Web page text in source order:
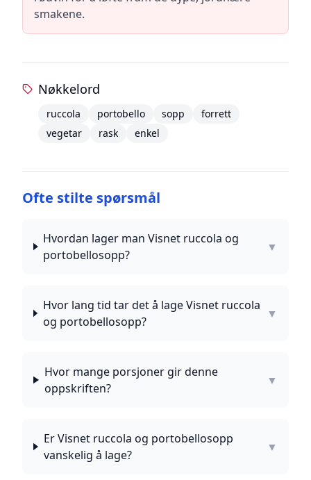
smakene.
Nøkkelord
ruccola portobello sopp
forrett
vegetar
rask enkel
Ofte stilte spørsmål
Hvordan lager man Visnet ruccola og
portobellosopp?
▼
Hvor lang tid tar det å lage Visnet ruccola
og portobellosopp?
▼
Hvor mange porsjoner gir denne
oppskriften?
▼
Er Visnet ruccola og portobellosopp
vanskelig å lage?
▼